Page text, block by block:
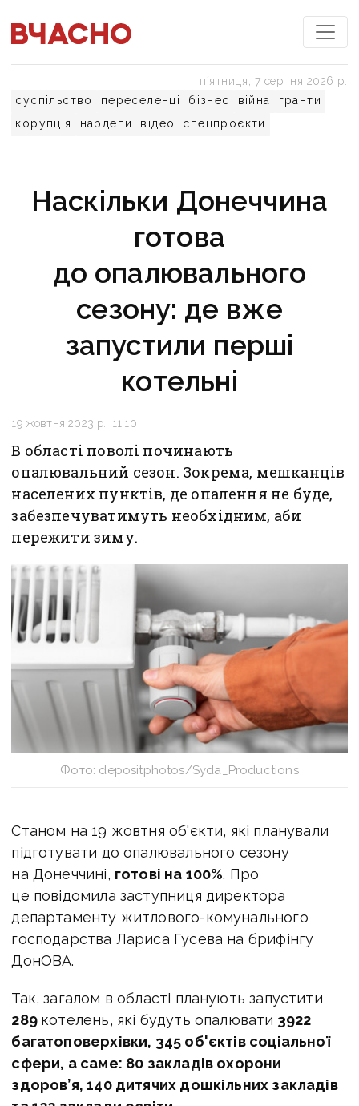
суспільство переселенці бізнес війна
гранти
корупція
нардепи відео спецпроєкти
пʼятниця, 7 серпня 2026 р.
Наскільки Донеччина
готова
до опалювального
сезону: де вже
запустили перші
котельні
19 жовтня 2023 р., 11:10
В області поволі починають
опалювальний сезон. Зокрема, мешканців
населених пунктів, де опалення не буде,
забезпечуватимуть необхідним, аби
пережити зиму.
Фото: depositphotos/Syda_Productions
Станом на 19 жовтня об'єкти, які планували
підготувати до опалювального сезону
на Донеччині, готові на 100%. Про
це повідомила заступниця директора
департаменту житлового-комунального
господарства Лариса Гусева на брифінгу
ДонОВА.
Так, загалом в області планують запустити
289 котелень, які будуть опалювати 3922
багатоповерхівки, 345 об'єктів соціальної
сфери, а саме: 80 закладів охорони
здоров’я, 140 дитячих дошкільних закладів